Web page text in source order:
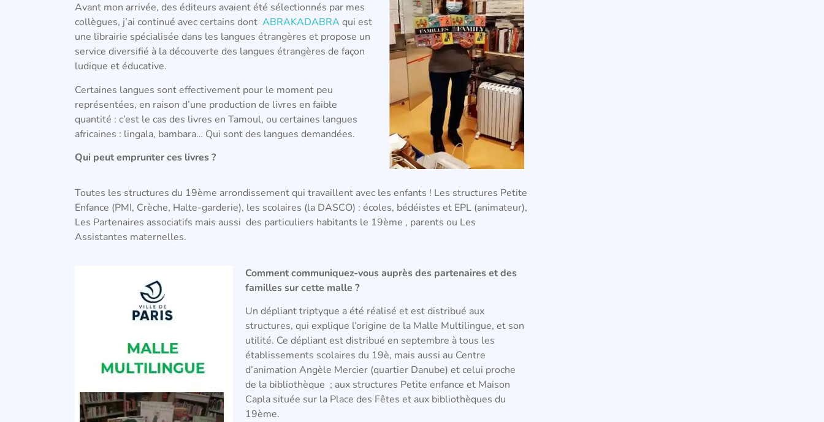
Avant mon arrivée, des éditeurs avaient été sélectionnés par mes
collègues, j’ai continué avec certains dont ABRAKADABRA qui est
une librairie spécialisée dans les langues étrangères et propose un
service diversifié à la découverte des langues étrangères de façon
ludique et éducative.
Certaines langues sont effectivement pour le moment peu
représentées, en raison d’une production de livres en faible
quantité : c’est le cas des livres en Tamoul, ou certaines langues
africaines : lingala, bambara… Qui sont des langues demandées.
Qui peut emprunter ces livres ?
Toutes les structures du 19ème arrondissement qui travaillent avec les enfants ! Les structures Petite
Enfance (PMI, Crèche, Halte-garderie), les scolaires (la DASCO) : écoles, bédéistes et EPL (animateur),
Les Partenaires associatifs mais aussi des particuliers habitants le 19ème , parents ou Les
Assistantes maternelles.
Comment communiquez-vous auprès des partenaires et des
familles sur cette malle ?
Un dépliant triptyque a été réalisé et est distribué aux
structures, qui explique l’origine de la Malle Multilingue, et son
utilité. Ce dépliant est distribué en septembre à tous les
établissements scolaires du 19è, mais aussi au Centre
d’animation Angèle Mercier (quartier Danube) et celui proche
de la bibliothèque ; aux structures Petite enfance et Maison
Capla située sur la Place des Fêtes et aux bibliothèques du
19ème.